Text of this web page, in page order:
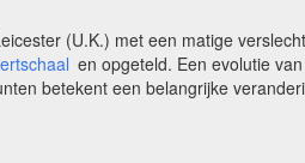
(U.K.) met een matige
en opgeteld. Een evolutie
betekent een belangrijke